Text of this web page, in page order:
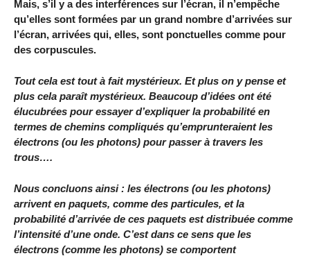
Mais, s’il y a des interférences sur l’écran, il n’empêche
qu’elles sont formées par un grand nombre d’arrivées sur
l’écran, arrivées qui, elles, sont ponctuelles comme pour
des corpuscules.
Tout cela est tout à fait mystérieux. Et plus on y pense et
plus cela paraît mystérieux. Beaucoup d’idées ont été
élucubrées pour essayer d’expliquer la probabilité en
termes de chemins compliqués qu’emprunteraient les
électrons (ou les photons) pour passer à travers les
trous….
Nous concluons ainsi : les électrons (ou les photons)
arrivent en paquets, comme des particules, et la
probabilité d’arrivée de ces paquets est distribuée comme
l’intensité d’une onde. C’est dans ce sens que les
électrons (comme les photons) se comportent